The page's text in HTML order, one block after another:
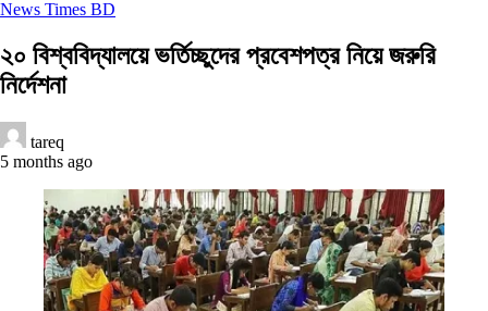
News Times BD
২০ বিশ্ববিদ্যালয়ে ভর্তিচ্ছুদের প্রবেশপত্র নিয়ে জরুরি
নির্দেশনা
tareq
5 months ago